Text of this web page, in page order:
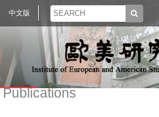
中文版
Publications